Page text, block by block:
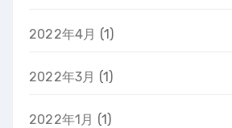
2022年4月 (1)
2022年3月 (1)
2022年1月 (1)